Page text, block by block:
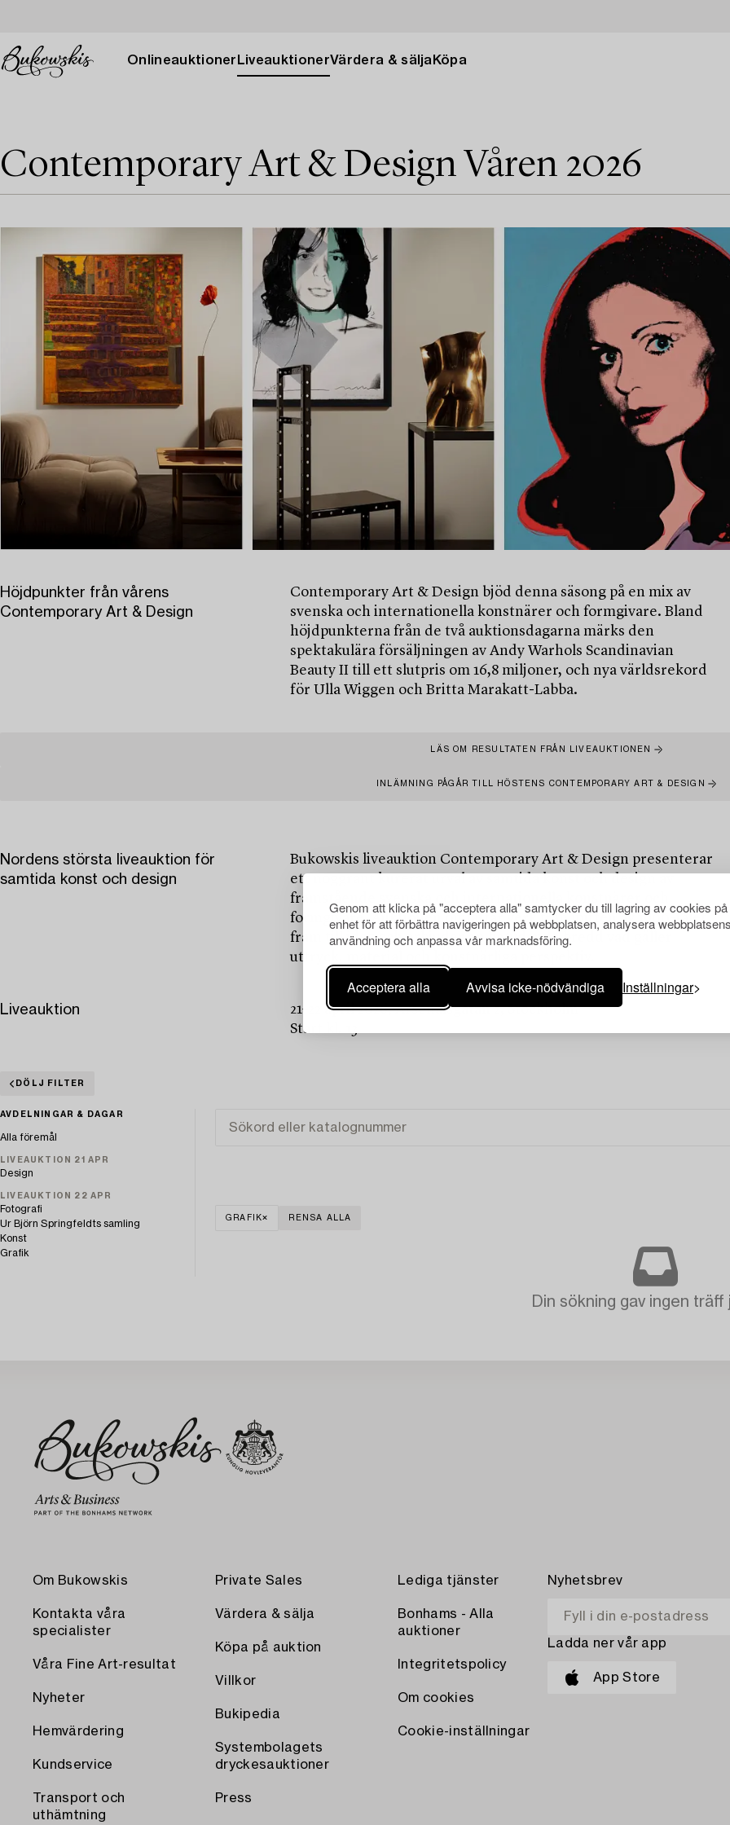
Genom att klicka på "acceptera alla" samtycker du till lagring av cookies
enhet för att förbättra navigeringen på webbplatsen, analysera webbplatsens
användning och anpassa vår marknadsföring.
Acceptera alla Avvisa icke-nödvändiga Inställningar
Onlineauktioner LiveauktionerVärdera & sälja Köpa
Contemporary Art & Design Våren 2026
Höjdpunkter från vårens
Contemporary Art & Design
Contemporary Art & Design bjöd denna säsong på en mix av
svenska och internationella konstnärer och formgivare. Bland
höjdpunkterna från de två auktionsdagarna märks den
spektakulära försäljningen av Andy Warhols Scandinavian
Beauty II till ett slutpris om 16,8 miljoner, och nya världsrekord
för Ulla Wiggen och Britta Marakatt-Labba.
LÄS OM RESULTATEN FRÅN LIVEAUKTIONEN
INLÄMNING PÅGÅR TILL HÖSTENS CONTEMPORARY ART & DESIGN
Nordens största liveauktion för
samtida konst och design
Bukowskis liveauktion Contemporary Art & Design presenterar
ett noggrant kurerat urval av samtida konst och design av
framstående svenska och internationella konstnärer och
formgivare. Auktionen omfattar verk från mitten av 1900-talet
fram till idag och erbjuder en betydande bredd vad gäller
uttryck, material och konstnärliga perspektiv.
Liveauktion
21–22 april 2026, Arsenalsgatan 2, Stockholm
Start kl. 13
DÖLJ FILTER
AVDELNINGAR & DAGAR
Alla föremål
LIVEAUKTION 21 APR
Design
LIVEAUKTION 22 APR
Fotografi
Ur Björn Springfeldts samling
Konst
Grafik
GRAFIK RENSA ALLA
Din sökning gav ingen träff
Om Bukowskis
Kontakta våra
specialister
Våra Fine Art-resultat
Nyheter
Hemvärdering
Kundservice
Transport och
uthämtning
Private Sales
Värdera & sälja
Köpa på auktion
Villkor
Bukipedia
Systembolagets
dryckesauktioner
Press
Lediga tjänster
Bonhams - Alla
auktioner
Integritetspolicy
Om cookies
Cookie-inställningar
Nyhetsbrev
Ladda ner vår app
App Store